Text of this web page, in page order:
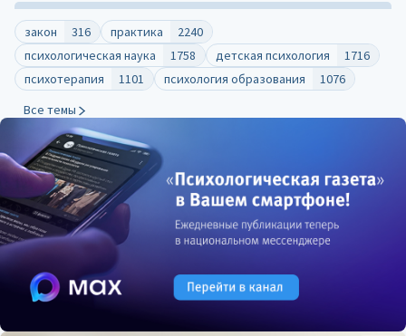
закон 316 практика
2240
психологическая наука
1758 детская психология
1716
психотерапия
1101 психология образования
1076
Все темы